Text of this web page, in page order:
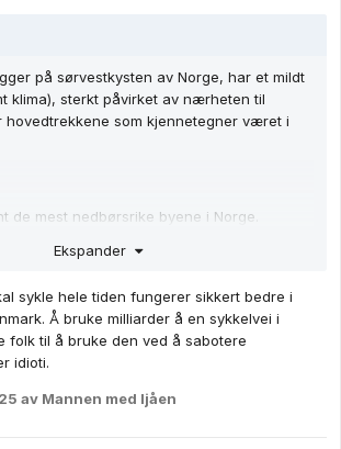
på sørvestkysten av Norge, har et mildt
klima), sterkt påvirket av nærheten til
hovedtrekkene som kjennetegner været i
de mest nedbørsrike byene i Norge.
rundt, spesielt høst og vinter.
sjelden i store mengder på én gang –
°C.
Ekspander
sykle hele tiden fungerer sikkert bedre i
Å bruke milliarder å en sykkelvei i
folk til å bruke den ved å sabotere
idioti.
av Mannen med ljåen